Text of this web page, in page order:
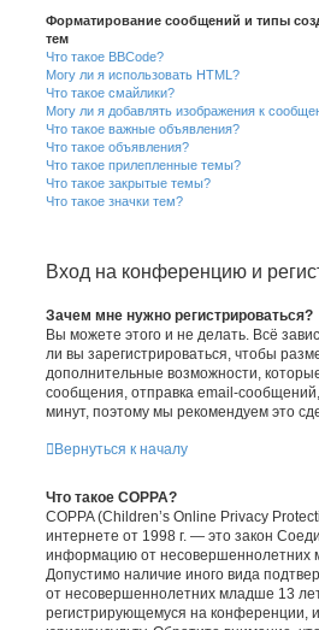
Форматирование сообщений и типы
тем
Что такое BBCode?
Могу ли я использовать HTML?
Что такое смайлики?
Могу ли я добавлять изображения к
Что такое важные объявления?
Что такое объявления?
Что такое прилепленные темы?
Что такое закрытые темы?
Что такое значки тем?
Вход на конференцию и
Зачем мне нужно регистрироваться?
Вы можете этого и не делать. Всё
ли вы зарегистрироваться, чтобы
дополнительные возможности,
сообщения, отправка email-сообщений,
минут, поэтому мы рекомендуем это
Вернуться к началу
Что такое COPPA?
COPPA (Children’s Online Privacy
интернете от 1998 г. — это закон
информацию от несовершеннолетних
Допустимо наличие иного вида
от несовершеннолетних младше 13
регистрирующемуся на конференции,